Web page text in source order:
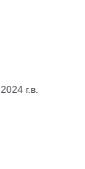
2024 г.в.